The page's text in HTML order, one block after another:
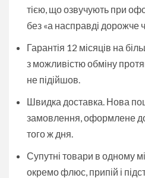
тією, що озвучують при
без «а насправді дорожче
Гарантія 12 місяців на
з можливістю обміну
не підійшов.
Швидка доставка. Нова
замовлення, оформлене
того ж дня.
Супутні товари в одному
окремо флюс, припій і